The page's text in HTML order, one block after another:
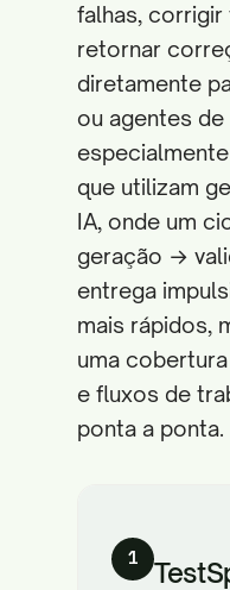
falhas,
retornar
diretamente
ou agentes
que utilizam
IA, onde um
geração →
entrega
mais rápidos,
uma
e fluxos de
ponta a ponta.
1